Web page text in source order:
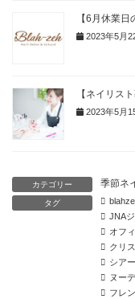
【6月休業日
2023年5月
【ネイリスト
2023年5月
カテゴリー 季節ネ
タグ
JNA
オフ
クリ
シア
ヌー
フレ